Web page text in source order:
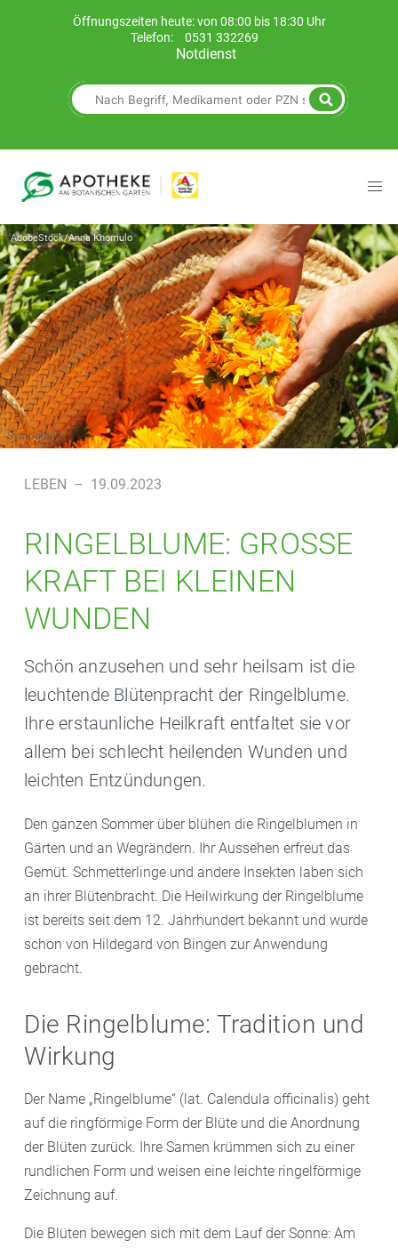
Öffnungszeiten heute: von 08:00 bis 18:30 Uhr
Telefon:
0531 332269
Notdienst
AdobeStock/Anna Khomulo
Symbolbild
LEBEN – 19.09.2023
RINGELBLUME: GROSSE K
RAFT BEI KLEINEN W
UNDEN
Schön anzusehen und sehr heilsam ist die
leuchtende Blütenpracht der Ringelblume.
Ihre erstaunliche Heilkraft entfaltet sie vor
allem bei schlecht heilenden Wunden und
leichten Entzündungen.
Den ganzen Sommer über blühen die Ringelblumen in
Gärten und an Wegrändern. Ihr Aussehen erfreut das
Gemüt. Schmetterlinge und andere Insekten laben sich
an ihrer Blütenbracht. Die Heilwirkung der Ringelblume
ist bereits seit dem 12. Jahrhundert bekannt und wurde
schon von Hildegard von Bingen zur Anwendung
gebracht.
Die Ringelblume: Tradition und
Wirkung
Der Name „Ringelblume“ (lat. Calendula officinalis) geht
auf die ringförmige Form der Blüte und die Anordnung
der Blüten zurück. Ihre Samen krümmen sich zu einer
rundlichen Form und weisen eine leichte ringelförmige
Zeichnung auf.
Die Blüten bewegen sich mit dem Lauf der Sonne: Am